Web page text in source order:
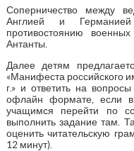
Соперничество между
Англией и
противостоянию
Антанты.
Далее детям
«Манифеста российского
г.» и ответить на
офлайн формате, если в
учащимся перейти по
выполнить задание там.
оценить читательскую
12 минут).